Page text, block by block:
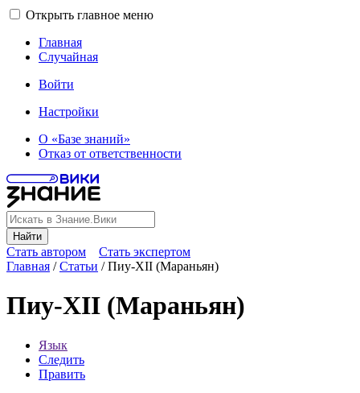
Открыть главное меню
Главная
Случайная
Войти
Настройки
О «Базе знаний»
Отказ от ответственности
Найти
Стать автором
Стать экспертом
Главная /Статьи /Пиу-XII (Мараньян)
Пиу-XII (Мараньян)
Язык
Следить
Править